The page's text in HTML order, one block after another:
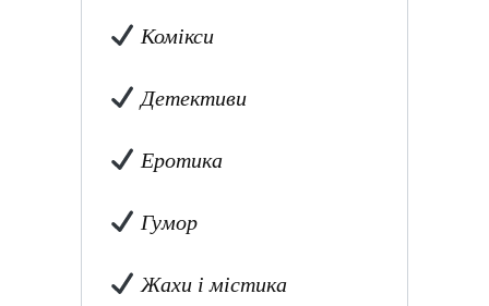
Комікси
Детективи
Еротика
Гумор
Жахи і містика